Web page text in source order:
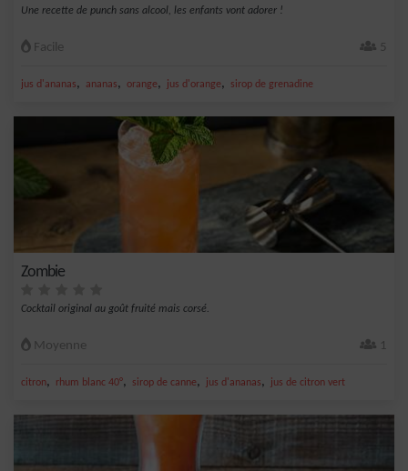
Une recette de punch sans alcool, les enfants vont adorer !
Facile 5
jus d'ananas, ananas, orange, jus d'orange, sirop de grenadine
Zombie
Cocktail original au goût fruité mais corsé.
Moyenne 1
citron, rhum blanc 40°, sirop de canne, jus d'ananas, jus de citron vert